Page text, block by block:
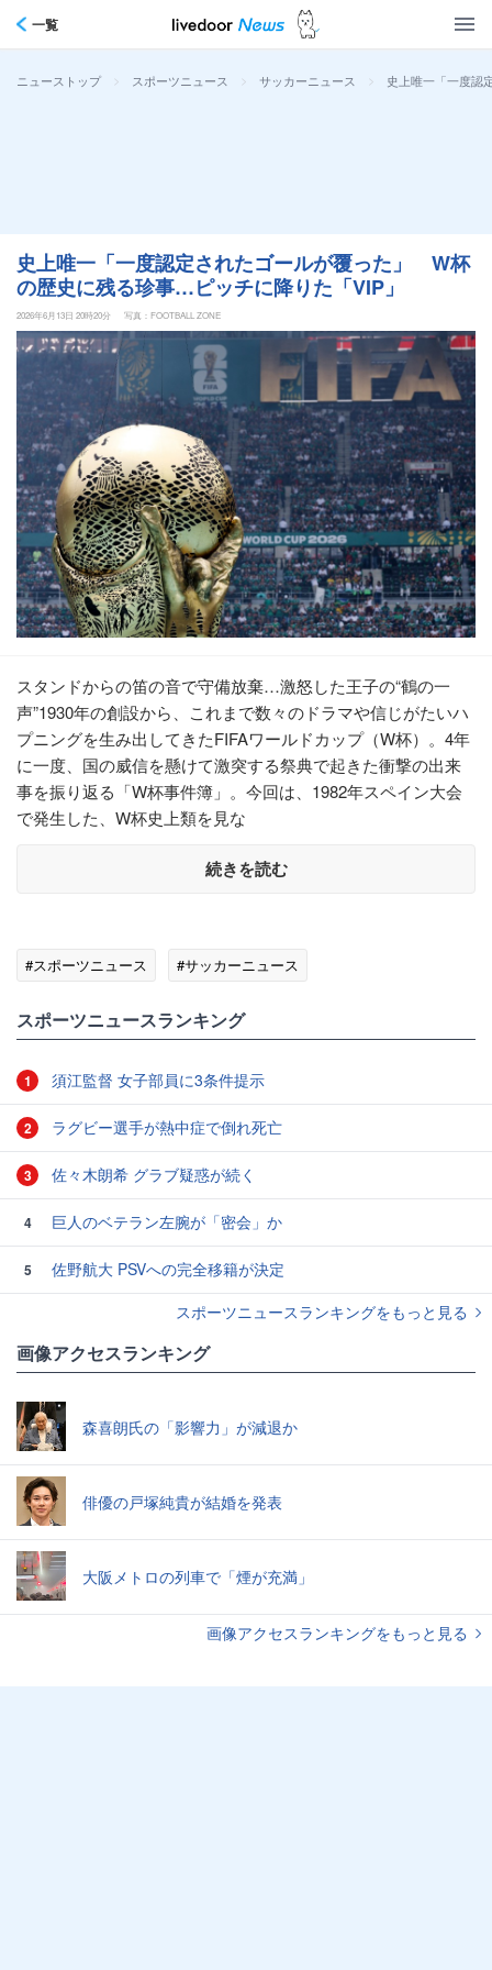
一覧
ニューストップ > スポーツニュース > サッカーニュース > 史上唯一「一度認
史上唯一「一度認定されたゴールが覆った」 W杯
の歴史に残る珍事…ピッチに降りた「VIP」
2026年6月13日 20時20分 写真：FOOTBALL ZONE
スタンドからの笛の音で守備放棄…激怒した王子の“鶴の一
声”1930年の創設から、これまで数々のドラマや信じがたいハ
プニングを生み出してきたFIFAワールドカップ（W杯）。4年
に一度、国の威信を懸けて激突する祭典で起きた衝撃の出来
事を振り返る「W杯事件簿」。今回は、1982年スペイン大会
で発生した、W杯史上類を見な
続きを読む
#スポーツニュース #サッカーニュース
スポーツニュースランキング
1 須江監督 女子部員に3条件提示
2 ラグビー選手が熱中症で倒れ死亡
3 佐々木朗希 グラブ疑惑が続く
4 巨人のベテラン左腕が「密会」か
5
佐野航大 PSVへの完全移籍が決定
スポーツニュースランキングをもっと見る
画像アクセスランキング
森喜朗氏の「影響力」が減退か
俳優の戸塚純貴が結婚を発表
大阪メトロの列車で「煙が充満」
画像アクセスランキングをもっと見る